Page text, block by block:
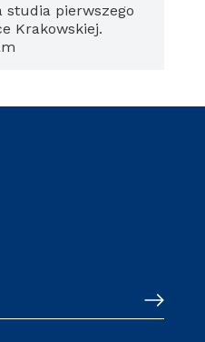
studia pierwszego
Krakowskiej.